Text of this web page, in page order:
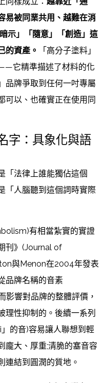
易被同業共用、越難在消
示」「隨意」「創造」這
的資產。
「高分子塗料」
它精準描述了材料的化
品牌爭取到任何一吋專屬
可以、也確實正在使用同
字：具象化與語
「法律上誰能獨佔這個
「人腦聽到這個詞時實際
有相當紮實的實證
刊》(Journal of
與Menon在2004年發表
品牌名稱的音素
響對品牌的整體評價，
理性抑制的。後續一系列
的音)容易讓人聯想到輕
龐大、厚重;清脆的塞音容
連結到圓潤的質地。